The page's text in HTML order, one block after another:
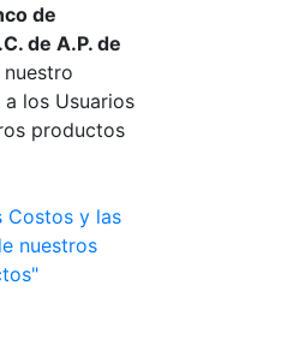
de
de A.P. de
los Usuarios
productos
Costos y las
nuestros